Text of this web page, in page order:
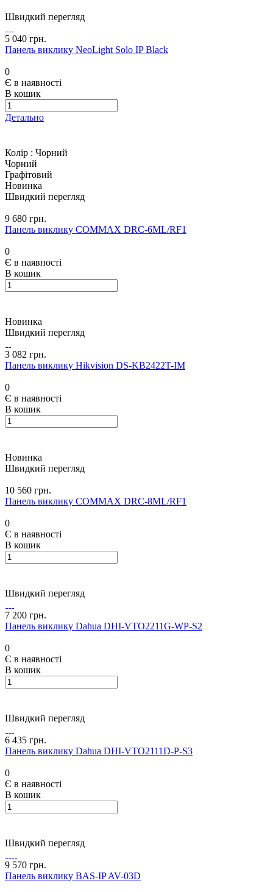
Швидкий перегляд
5 040 грн.
Панель виклику NeoLight Solo IP Black
0
Є в наявності
В кошик
Детально
Колір : Чорний
Чорний
Графітовий
Новинка
Швидкий перегляд
9 680 грн.
Панель виклику COMMAX DRC-6ML/RF1
0
Є в наявності
В кошик
Новинка
Швидкий перегляд
3 082 грн.
Панель виклику Hikvision DS-KB2422T-IM
0
Є в наявності
В кошик
Новинка
Швидкий перегляд
10 560 грн.
Панель виклику COMMAX DRC-8ML/RF1
0
Є в наявності
В кошик
Швидкий перегляд
7 200 грн.
Панель виклику Dahua DHI-VTO2211G-WP-S2
0
Є в наявності
В кошик
Швидкий перегляд
6 435 грн.
Панель виклику Dahua DHI-VTO2111D-P-S3
0
Є в наявності
В кошик
Швидкий перегляд
9 570 грн.
Панель виклику BAS-IP AV-03D